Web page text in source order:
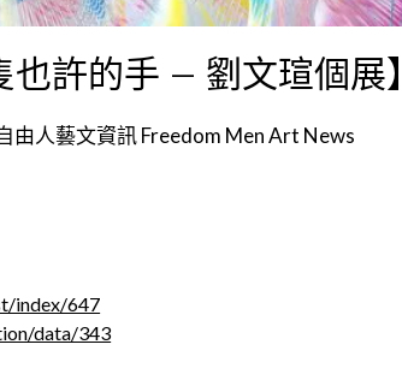
也許的手 – 劉文瑄個展】
由人藝文資訊 Freedom Men Art News
index/647
data/343